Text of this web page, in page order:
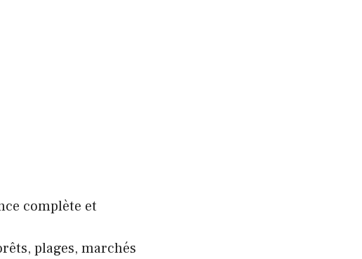
complète et
plages, marchés